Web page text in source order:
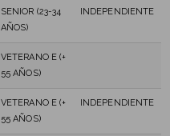
SENIOR (23-34
AÑOS)
INDEPENDIENTE
VETERANO E (+
55 AÑOS)
VETERANO E (+
55 AÑOS)
INDEPENDIENTE